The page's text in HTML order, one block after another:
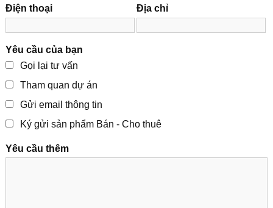
Điện thoại Địa chỉ
Yêu cầu của bạn
Gọi lại tư vấn
Tham quan dự án
Gửi email thông tin
Ký gửi sản phẩm Bán - Cho thuê
Yêu cầu thêm